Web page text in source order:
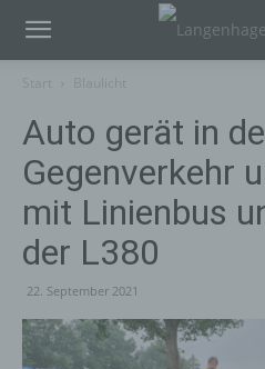
Auto gerät in
Gegenverkehr
mit Linienbus
der L380
22. September 2021